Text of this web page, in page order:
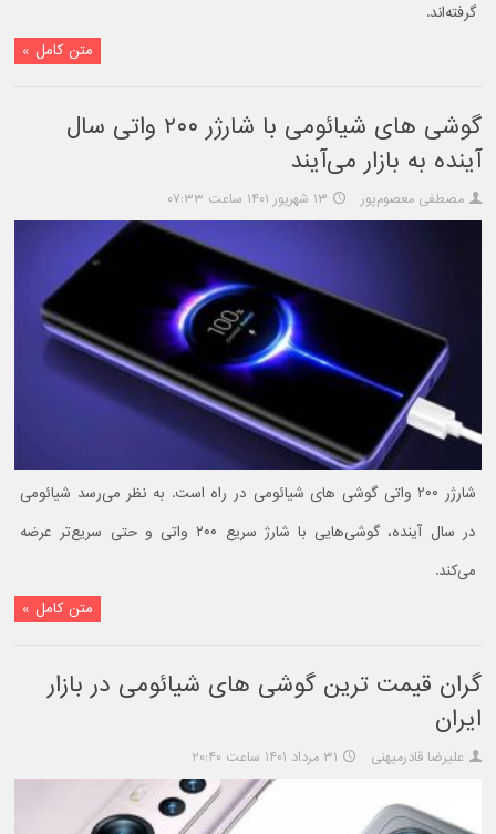
گرفته‌اند.
متن کامل »
گوشی های شیائومی با شارژر ۲۰۰ واتی سال
آینده به بازار می‌آیند
مصطفی معصوم‌پور ۱۳ شهریور ۱۴۰۱ ساعت ۰۷:۳۳
شارژر ۲۰۰ واتی گوشی های شیائومی در راه است. به نظر می‌رسد شیائومی
در سال آینده، گوشی‌هایی با شارژ سریع ۲۰۰ واتی و حتی سریع‌تر عرضه
می‌کند.
متن کامل »
گران قیمت ترین گوشی های شیائومی در بازار
ایران
علیرضا قادرمیهنی ۳۱ مرداد ۱۴۰۱ ساعت ۲۰:۴۰